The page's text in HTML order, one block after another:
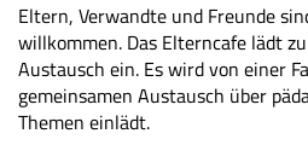
Eltern, Verwandte und Freunde
willkommen. Das Elterncafe lädt
Austausch ein. Es wird von einer
gemeinsamen Austausch über
Themen einlädt.